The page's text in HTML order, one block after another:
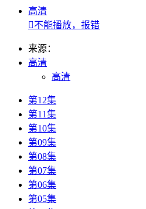
高清
不能播放，报错
来源：
高清
高清
第12集
第11集
第10集
第09集
第08集
第07集
第06集
第05集